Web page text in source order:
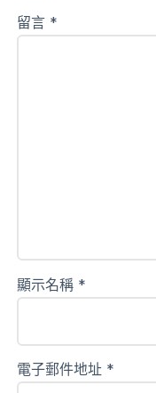
留言 *
顯示名稱 *
電子郵件地址 *